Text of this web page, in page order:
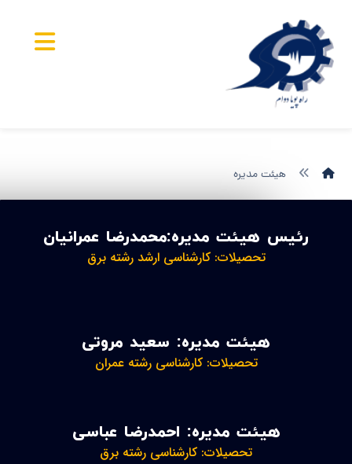
هیئت مدیره
رئیس هیئت مدیره:محمدرضا عمرانیان
تحصیلات: کارشناسی ارشد رشته برق
هیئت مدیره: سعید مروتی
تحصیلات: کارشناسی رشته عمران
هیئت مدیره: احمدرضا عباسی
تحصیلات: کارشناسی رشته برق